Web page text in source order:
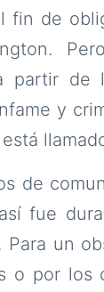
fin de
partir de
y
de
fue
Para un
o por los